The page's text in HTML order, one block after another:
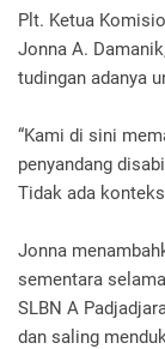
Plt. Ketua
Jonna A.
tudingan adanya
“Kami di sini
penyandang
Tidak ada
Jonna
sementara
SLBN A
dan saling